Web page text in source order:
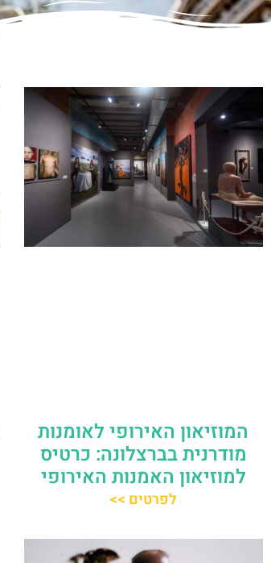
המוזיאון האירופי לאומנות
מודרנית בברצלונה: כרטיס
למוזיאון האמנות האירופי
לפרטים >>